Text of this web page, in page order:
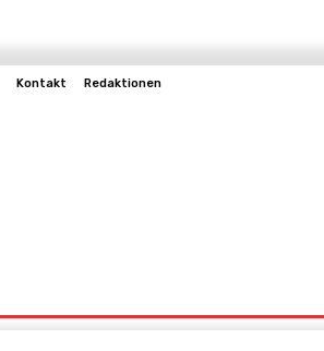
Kontakt Redaktionen